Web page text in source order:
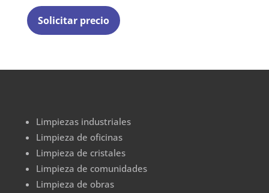
Limpiezas industriales
Limpieza de oficinas
Limpieza de cristales
Limpieza de comunidades
Limpieza de obras